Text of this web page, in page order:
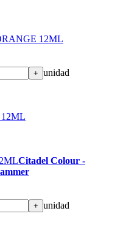
12ML
+ unidad
Citadel Colour -
+ unidad